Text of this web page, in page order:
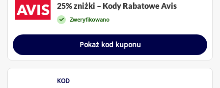
25% zniżki – Kody Rabatowe Avis
Zweryfikowano
Pokaż kod kuponu
KOD